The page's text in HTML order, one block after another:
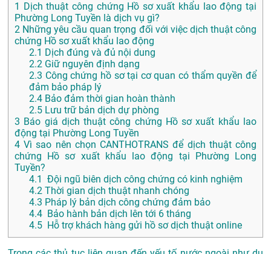
1
Dịch thuật công chứng Hồ sơ xuất khẩu lao động tại
Phường Long Tuyền là dịch vụ gì?
2 Những yêu cầu quan trọng đối với việc dịch thuật công
chứng Hồ sơ xuất khẩu lao động
2.1 Dịch đúng và đủ nội dung
2.2 Giữ nguyên định dạng
2.3 Công chứng hồ sơ tại cơ quan có thẩm quyền để
đảm bảo pháp lý
2.4 Bảo đảm thời gian hoàn thành
2.5 Lưu trữ bản dịch dự phòng
3 Báo giá dịch thuật công chứng Hồ sơ xuất khẩu lao
động tại Phường Long Tuyền
4 Vì sao nên chọn CANTHOTRANS để dịch thuật công
chứng Hồ sơ xuất khẩu lao động tại Phường Long
Tuyền?
4.1
Đội ngũ biên dịch công chứng có kinh nghiệm
4.2 Thời gian dịch thuật nhanh chóng
4.3 Pháp lý bản dịch công chứng đảm bảo
4.4 Bảo hành bản dịch lên tới 6 tháng
4.5 Hỗ trợ khách hàng gửi hồ sơ dịch thuật online